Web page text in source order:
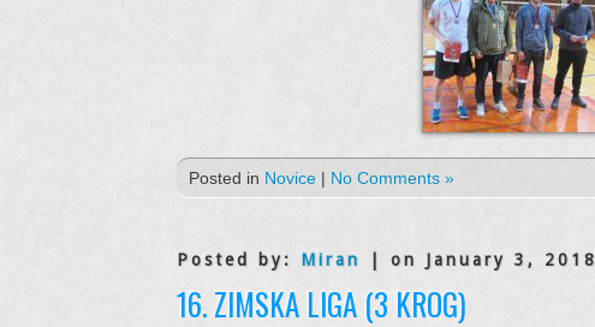
Posted in Novice | No Comments »
Posted by: Miran | on January 3, 2018
16. ZIMSKA LIGA (3 KROG)